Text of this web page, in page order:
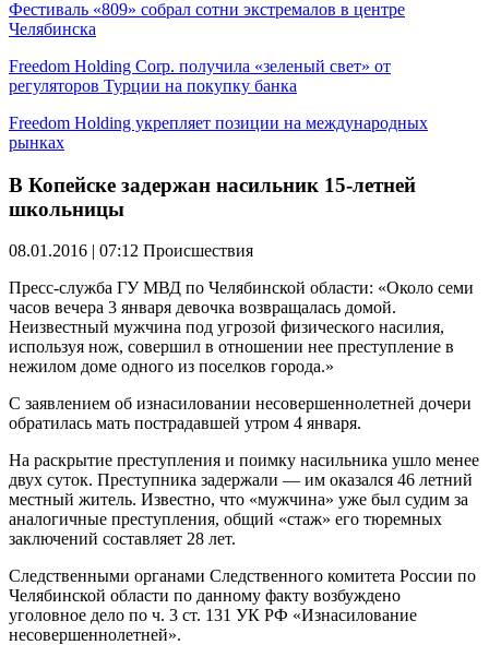
Фестиваль «809» собрал сотни экстремалов в центре
Челябинска
Freedom Holding Corp. получила «зеленый свет» от
регуляторов Турции на покупку банка
Freedom Holding укрепляет позиции на международных
рынках
В Копейске задержан насильник 15-летней
школьницы
08.01.2016 | 07:12 Происшествия
Пресс-служба ГУ МВД по Челябинской области: «Около семи
часов вечера 3 января девочка возвращалась домой.
Неизвестный мужчина под угрозой физического насилия,
используя нож, совершил в отношении нее преступление в
нежилом доме одного из поселков города.»
С заявлением об изнасиловании несовершеннолетней дочери
обратилась мать пострадавшей утром 4 января.
На раскрытие преступления и поимку насильника ушло менее
двух суток. Преступника задержали — им оказался 46 летний
местный житель. Известно, что «мужчина» уже был судим за
аналогичные преступления, общий «стаж» его тюремных
заключений составляет 28 лет.
Следственными органами Следственного комитета России по
Челябинской области по данному факту возбуждено
уголовное дело по ч. 3 ст. 131 УК РФ «Изнасилование
несовершеннолетней».